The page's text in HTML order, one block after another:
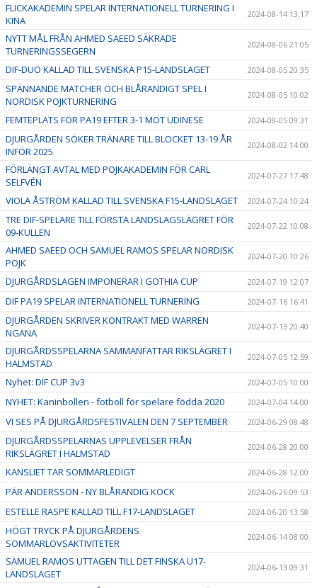
FLICKAKADEMIN SPELAR INTERNATIONELL TURNERING I
KINA
2024-08-14 13:17
NYTT MÅL FRÅN AHMED SAEED SÄKRADE
TURNERINGSSEGERN
2024-08-06 21:05
DIF-DUO KALLAD TILL SVENSKA P15-LANDSLAGET 2024-08-05 20:35
SPÄNNANDE MATCHER OCH BLÅRANDIGT SPEL I
NORDISK POJKTURNERING
2024-08-05 10:02
FEMTEPLATS FÖR PA19 EFTER 3-1 MOT UDINESE 2024-08-05 09:31
DJURGÅRDEN SÖKER TRÄNARE TILL BLOCKET 13-19 ÅR
INFÖR 2025
2024-08-02 14:00
FÖRLÄNGT AVTAL MED POJKAKADEMIN FÖR CARL
SELFVÉN
2024-07-27 17:48
VIOLA ÅSTRÖM KALLAD TILL SVENSKA F15-LANDSLAGET 2024-07-24 10:24
TRE DIF-SPELARE TILL FÖRSTA LANDSLAGSLÄGRET FÖR
09-KULLEN
2024-07-22 10:08
AHMED SAEED OCH SAMUEL RAMOS SPELAR NORDISK
POJK
2024-07-20 10:26
DJURGÅRDSLAGEN IMPONERAR I GOTHIA CUP 2024-07-19 12:07
DIF PA19 SPELAR INTERNATIONELL TURNERING 2024-07-16 16:41
DJURGÅRDEN SKRIVER KONTRAKT MED WARREN
NGANA
2024-07-13 20:40
DJURGÅRDSSPELARNA SAMMANFATTAR RIKSLÄGRET I
HALMSTAD
2024-07-05 12:59
Nyhet: DIF CUP 3v3 2024-07-05 10:00
NYHET: Kaninbollen - fotboll för spelare födda 2020 2024-07-04 14:00
VI SES PÅ DJURGÅRDSFESTIVALEN DEN 7 SEPTEMBER 2024-06-29 08:48
DJURGÅRDSSPELARNAS UPPLEVELSER FRÅN
RIKSLÄGRET I HALMSTAD
2024-06-28 20:00
KANSLIET TAR SOMMARLEDIGT 2024-06-28 12:00
PÄR ANDERSSON - NY BLÅRANDIG KOCK 2024-06-26 09:53
ESTELLE RASPE KALLAD TILL F17-LANDSLAGET 2024-06-20 13:58
HÖGT TRYCK PÅ DJURGÅRDENS
SOMMARLOVSAKTIVITETER
2024-06-14 08:00
SAMUEL RAMOS UTTAGEN TILL DET FINSKA U17-
LANDSLAGET
2024-06-13 09:31